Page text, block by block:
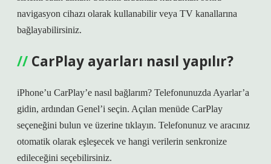
navigasyon cihazı olarak kullanabilir veya TV kanallarına
bağlayabilirsiniz.
CarPlay ayarları nasıl yapılır?
iPhone’u CarPlay’e nasıl bağlarım? Telefonunuzda Ayarlar’a
gidin, ardından Genel’i seçin. Açılan menüde CarPlay
seçeneğini bulun ve üzerine tıklayın. Telefonunuz ve aracınız
otomatik olarak eşleşecek ve hangi verilerin senkronize
edileceğini seçebilirsiniz.